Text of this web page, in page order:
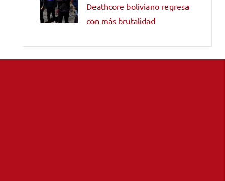
Deathcore boliviano regresa
con más brutalidad